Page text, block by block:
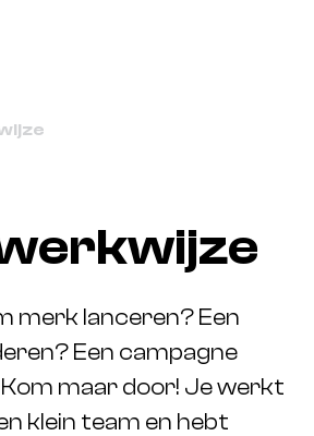
erkwijze
merk lanceren? Een
Een campagne
maar door! Je werkt
klein team en hebt